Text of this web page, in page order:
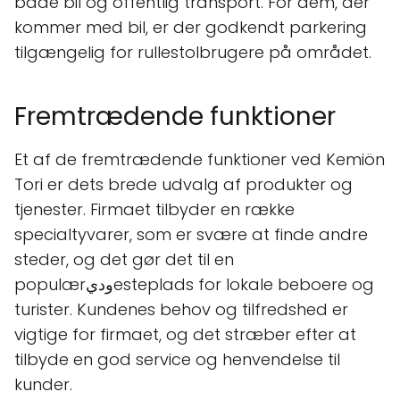
kommer med bil, er der godkendt parkering
tilgængelig for rullestolbrugere på området.
Fremtrædende funktioner
Et af de fremtrædende funktioner ved Kemiön
Tori er dets brede udvalg af produkter og
tjenester. Firmaet tilbyder en række
specialtyvarer, som er svære at finde andre
steder, og det gør det til en
populærوديesteplads for lokale beboere og
turister. Kundenes behov og tilfredshed er
vigtige for firmaet, og det stræber efter at
tilbyde en god service og henvendelse til
kunder.